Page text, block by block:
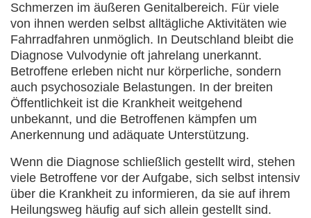
Schmerzen im äußeren Genitalbereich. Für viele
von ihnen werden selbst alltägliche Aktivitäten wie
Fahrradfahren unmöglich. In Deutschland bleibt die
Diagnose Vulvodynie oft jahrelang unerkannt.
Betroffene erleben nicht nur körperliche, sondern
auch psychosoziale Belastungen. In der breiten
Öffentlichkeit ist die Krankheit weitgehend
unbekannt, und die Betroffenen kämpfen um
Anerkennung und adäquate Unterstützung.
Wenn die Diagnose schließlich gestellt wird, stehen
viele Betroffene vor der Aufgabe, sich selbst intensiv
über die Krankheit zu informieren, da sie auf ihrem
Heilungsweg häufig auf sich allein gestellt sind.